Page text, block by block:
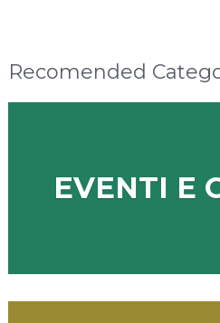
Recomended
EVENTI E